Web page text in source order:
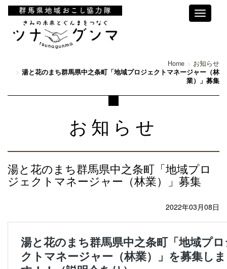
Toggle
Home
お知らせ
湯と花のまち群馬県中之条町「地域プロジェクトマネージャー（林
業）」募集
お知らせ
湯と花のまち群馬県中之条町「地域プロ
ジェクトマネージャー（林業）」募集
2022年03月08日